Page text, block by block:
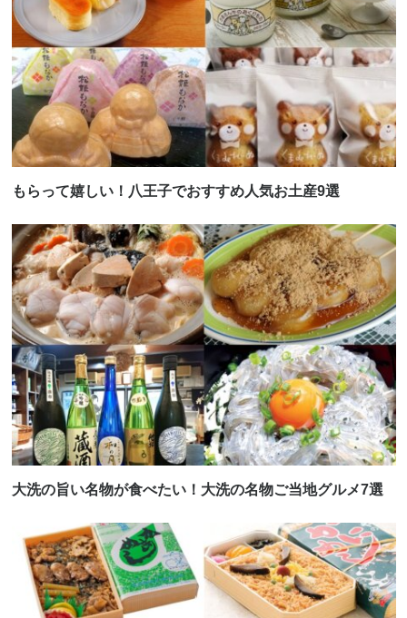
もらって嬉しい！八王子でおすすめ人気お土産9選
大洗の旨い名物が食べたい！大洗の名物ご当地グルメ7選